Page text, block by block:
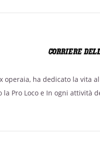
operaia, ha dedicato la vita al
Pro Loco e In ogni attività